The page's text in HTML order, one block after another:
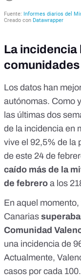
La incidencia
comunidades
Los datos han
autónomas. Como
las últimas dos
de la incidencia en
vive el 92,5% de la
de este 24 de
caído más de la
de febrero a los
En aquel
Canarias
Comunidad
una incidencia de
Actualmente,
casos por cada